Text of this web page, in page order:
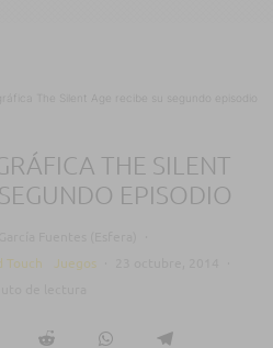
The Silent Age recibe su segundo episodio
THE SILENT
EPISODIO
Touch Juegos